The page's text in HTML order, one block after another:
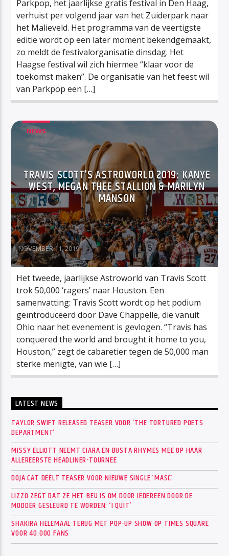
Parkpop, het jaarlijkse gratis festival in Den Haag,
verhuist per volgend jaar van het Zuiderpark naar
het Malieveld. Het programma van de veertigste
editie wordt op een later moment bekendgemaakt,
zo meldt de festivalorganisatie dinsdag. Het
Haagse festival wil zich hiermee “klaar voor de
toekomst maken”. De organisatie van het feest wil
van Parkpop een […]
NEWS
TRAVIS SCOTT’S ASTROWORLD 2019: KANYE
WEST, MEGAN THEE STALLION & MARILYN
MANSON
NOVEMBER 11, 2019
Het tweede, jaarlijkse Astroworld van Travis Scott
trok 50,000 ‘ragers’ naar Houston. Een
samenvatting: Travis Scott wordt op het podium
geïntroduceerd door Dave Chappelle, die vanuit
Ohio naar het evenement is gevlogen. “Travis has
conquered the world and brought it home to you,
Houston,” zegt de cabaretier tegen de 50,000 man
sterke menigte, van wie […]
LATEST NEWS
TAYLOR SWIFT RELEASED TEASER VOOR ‘THE TORTURED POETS
DEPARTMENT’
MISSY ELLIOTT NEEMT CIARA EN BUSTA RHYMES MEE OP HAAR
ALLEREERSTE HEADLINER-TOURNEE
DOJA CAT DEELT TEASER VOOR NIEUWE SINGLE ‘MASC’
LIZZO ZEGT DAT ZE HET BEU IS OM DOOR IEDEREEN DOOR DE
MODDER GESLEURD TE WORDEN: ‘I QUIT’
SHAKIRA HELEMAAL TERUG MET POP-UP SHOW OP TIMES SQUARE
VOOR 40.000 FANS